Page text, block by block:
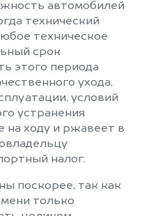
автомобилей
технический
техническое
срок
этого периода
ухода,
условий
устранения
на ходу и ржавеет в
налог.
поскорее, так как
только